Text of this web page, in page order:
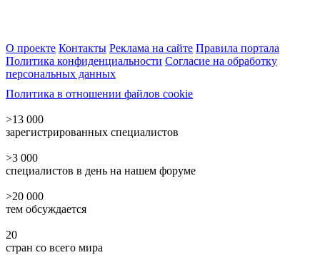
О проекте Контакты Реклама на сайте Правила портала
Политика конфиденциальности Согласие на обработку
персональных данных
Политика в отношении файлов cookie
>13 000
зарегистрированных специалистов
>3 000
специалистов в день на нашем форуме
>20 000
тем обсуждается
20
стран со всего мира